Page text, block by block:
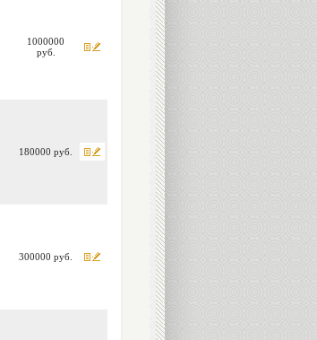
1000000
руб.
180000 руб.
300000 руб.